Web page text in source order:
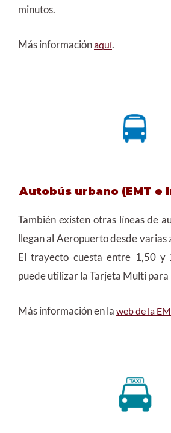
minutos.
Más informaciónaquí.
Autobús urbano (EMT e
También existen otras líneas de
llegan al Aeropuerto desde varias
El trayecto cuesta entre 1,50 y
puede utilizar la Tarjeta Multi para
Más información en la web de la